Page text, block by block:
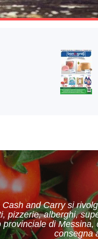
and Carry si
pizzerie, alberghi,
provinciale di
consegna